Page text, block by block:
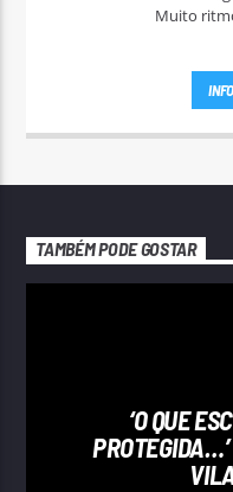
Muito
TAMBÉM PODE GOSTAR
‘O QUE